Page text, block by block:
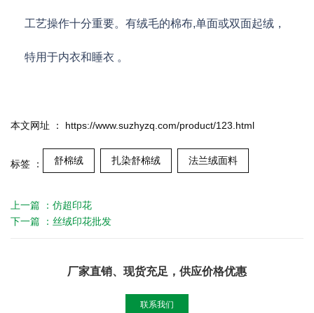
工艺操作十分重要。有绒毛的棉布,单面或双面起绒，
特用于内衣和睡衣 。
本文网址 ： https://www.suzhyzq.com/product/123.html
标签 ： 舒棉绒 扎染舒棉绒 法兰绒面料
上一篇 ： 仿超印花
下一篇 ： 丝绒印花批发
厂家直销、现货充足，供应价格优惠
联系我们